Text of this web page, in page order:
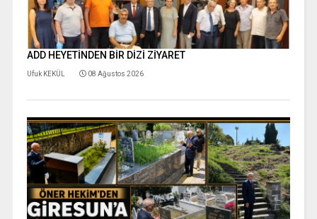
ADD HEYETİNDEN BİR DİZİ ZİYARET
Ufuk KEKÜL 08 Ağustos 2026